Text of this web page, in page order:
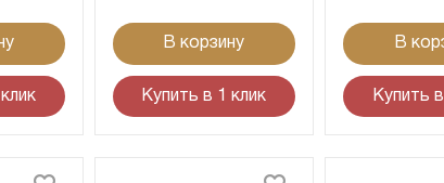
В корзину
Купить в 1 клик
В
Купить